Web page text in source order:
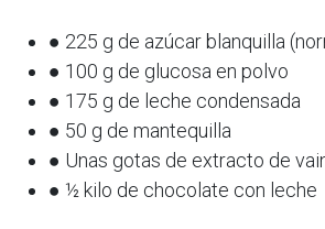
● 225 g de azúcar blanquilla
● 100 g de glucosa en polvo
● 175 g de leche condensada
● 50 g de mantequilla
● Unas gotas de extracto de
● ½ kilo de chocolate con leche